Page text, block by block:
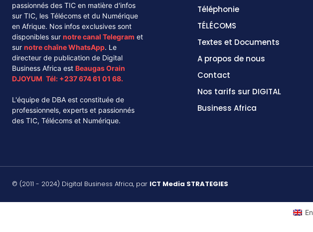
passionnés des TIC en matière d'infos
sur TIC, les Télécoms et du Numérique
en Afrique. Nos infos exclusives sont
disponibles sur notre canal Telegram et
sur notre chaîneWhatsApp. Le
directeur de publication de Digital
Business Africa est Beaugas Orain
DJOYUM. Tél: +237 674 61 01 68.
L'équipe de DBA est constituée de
professionnels, experts et passionnés
des TIC, Télécoms et Numérique.
Téléphonie
TÉLÉCOMS
Textes et Documents
A propos de nous
Contact
Nos tarifs sur DIGITAL
Business Africa
© (2011 - 2024) Digital Business Africa, par ICT Media STRATEGIES